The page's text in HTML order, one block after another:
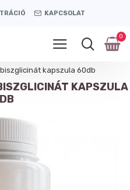
KAPCSOLAT
0
kapszula 60db
KAPSZULA